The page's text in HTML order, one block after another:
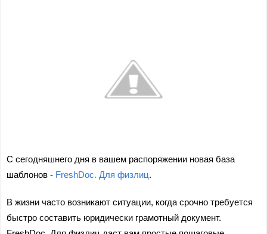
С сегодняшнего дня в вашем распоряжении новая база
шаблонов - FreshDoc. Для физлиц.
В жизни часто возникают ситуации, когда срочно требуется
быстро составить юридически грамотный документ.